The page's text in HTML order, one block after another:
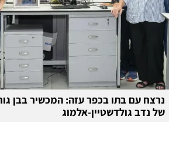
נרצח עם בתו בכפר עזה: המכשיר בבן
של נדב גולדשטיין-אלמוג